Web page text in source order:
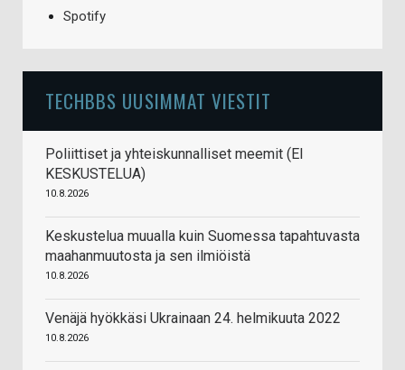
Spotify
TECHBBS UUSIMMAT VIESTIT
Poliittiset ja yhteiskunnalliset meemit (EI
KESKUSTELUA)
10.8.2026
Keskustelua muualla kuin Suomessa tapahtuvasta
maahanmuutosta ja sen ilmiöistä
10.8.2026
Venäjä hyökkäsi Ukrainaan 24. helmikuuta 2022
10.8.2026